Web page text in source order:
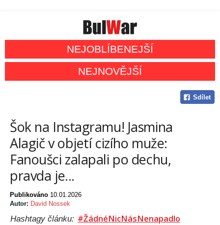
NEJOBLÍBENEJŠÍ
NEJNOVĚJŠÍ
Sdílet
Šok na Instagramu! Jasmina
Alagič v objetí cizího muže:
Fanoušci zalapali po dechu,
pravda je...
Publikováno 10.01.2026
Autor: David Nossek
Hashtagy článku: #ŽádnéNicNásNenapadlo